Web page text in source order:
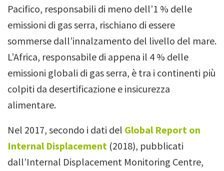
Pacifico, responsabili di meno dell’1 % delle
emissioni di gas serra, rischiano di essere
sommerse dall’innalzamento del livello del mare.
L’Africa, responsabile di appena il 4 % delle
emissioni globali di gas serra, è tra i continenti più
colpiti da desertificazione e insicurezza
alimentare.
Nel 2017, secondo i dati del Global Report on
Internal Displacement (2018), pubblicati
dall’Internal Displacement Monitoring Centre,